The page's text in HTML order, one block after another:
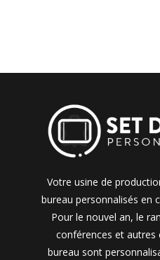
Votre usine de
bureau personnalisés en
Pour le nouvel an, le
conférences et autres
bureau sont